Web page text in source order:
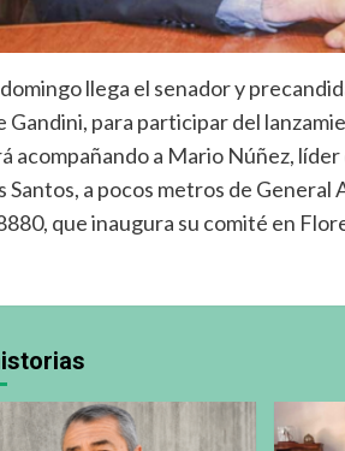
llega el senador y
Gandini, para participar del
acompañando a Mario Núñez,
Santos, a pocos metros de General
que inaugura su comité en